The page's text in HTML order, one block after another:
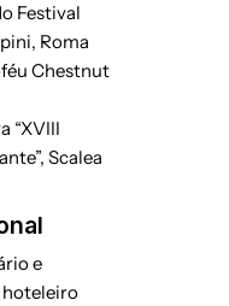
Festival
Roma
Chestnut
“XVIII
Scalea
e